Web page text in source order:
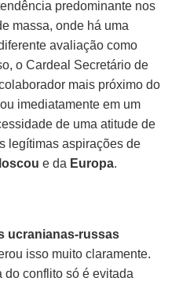
predominante nos
massa, onde há uma
avaliação como
o Cardeal Secretário de
mais próximo do
imediatamente em um
de uma atitude de
legítimas aspirações de
e da Europa.
ucranianas-russas
isso muito claramente.
do conflito só é evitada